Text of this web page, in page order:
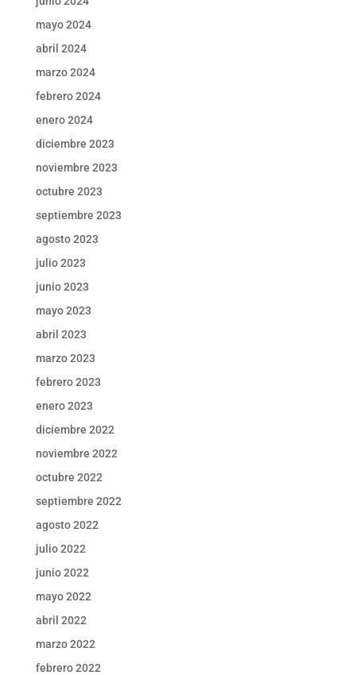
mayo 2024
abril 2024
marzo 2024
febrero 2024
enero 2024
diciembre 2023
noviembre 2023
octubre 2023
septiembre 2023
agosto 2023
julio 2023
junio 2023
mayo 2023
abril 2023
marzo 2023
febrero 2023
enero 2023
diciembre 2022
noviembre 2022
octubre 2022
septiembre 2022
agosto 2022
julio 2022
junio 2022
mayo 2022
abril 2022
marzo 2022
febrero 2022